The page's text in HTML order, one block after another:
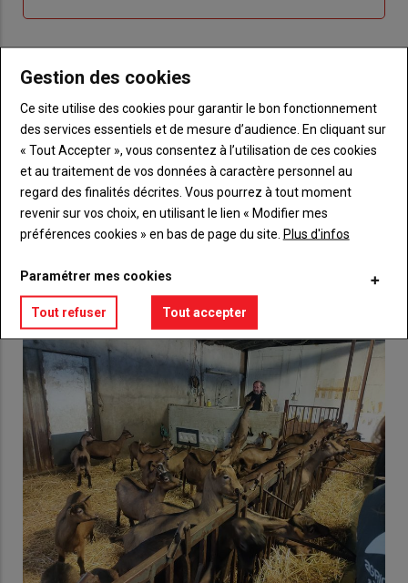
de
passe"
me
Sous-
Vous n'êtes pas abonné(e)
TITRE CRÉEZ UN COMPTE
BodyChoisissez votre formule et créez votre
compte pour accéder à tout {nom-site}.
Lien Créez un compte
VOUS AIMEREZ AUSSI
Gestion des cookies
Ce site utilise des cookies pour garantir le bon fonctionnement
des services essentiels et de mesure d’audience. En cliquant sur
« Tout Accepter », vous consentez à l’utilisation de ces cookies
et au traitement de vos données à caractère personnel au
regard des finalités décrites. Vous pourrez à tout moment
revenir sur vos choix, en utilisant le lien « Modifier mes
préférences cookies » en bas de page du site. Plus d'infos
Paramétrer mes cookies
Tout refuser Tout accepter